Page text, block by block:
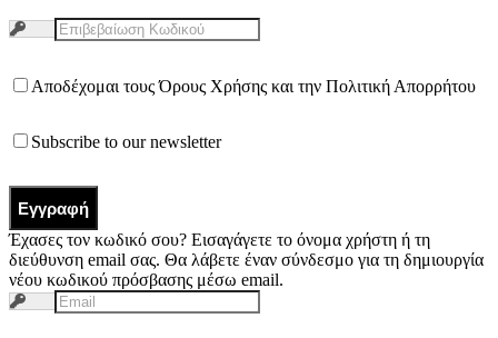
Αποδέχομαι τουςΌρους Χρήσης και την Πολιτική Απορρήτου
Subscribe to our newsletter
Εγγραφή
Έχασες τον κωδικό σου? Εισαγάγετε το όνομα χρήστη ή τη
διεύθυνση email σας. Θα λάβετε έναν σύνδεσμο για τη δημιουργία
νέου κωδικού πρόσβασης μέσω email.